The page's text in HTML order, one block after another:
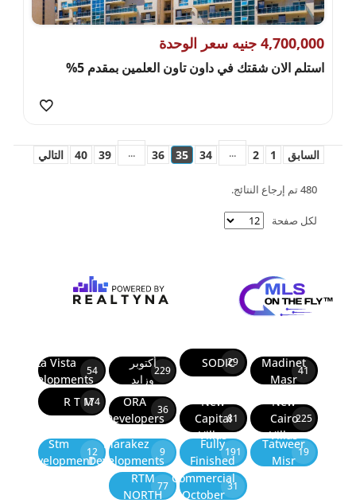
4,700,000 جنيه سعر الوحدة
استلم الان شقتك في داون تاون العلمين بمقدم 5%
السابق 1
2
...
34
35
36
...
39
40 التالي
480 تم إرجاع النتائج.
لكل صفحة
Madinet
Masr
41
SODIC
29
أكتوبر
وزايد
229
La Vista
Developments
54
New
Cairo
Villas
225
New
Capital
Villas
81
ORA
Developers
36
R T M
174
Tatweer
Misr
19
Fully
Finished
191
Marakez
Developments
9
Stm
Development
12
Commercial
October
31
RTM
NORTH
77